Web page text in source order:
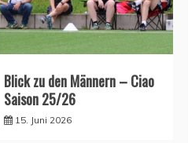
Blick zu den Männern – Ciao
Saison 25/26
15. Juni 2026